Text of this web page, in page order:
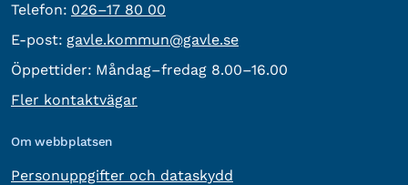
Telefon: Telefon:
026–17 80 00
E-post: E-post:
gavle.kommun@gavle.se
Öppettider: Måndag–fredag 8.00–16.00
Fler kontaktvägar
Om webbplatsen
Personuppgifter och dataskydd